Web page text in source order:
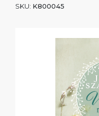
SKU: K800045